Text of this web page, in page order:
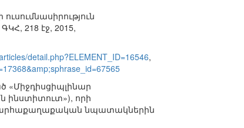
218 էջ, 2015,
detail.php?ELEMENT_ID=16546,
«Միջդիսցիպլինար
ինստիտուտ»), որի
նպատակներին